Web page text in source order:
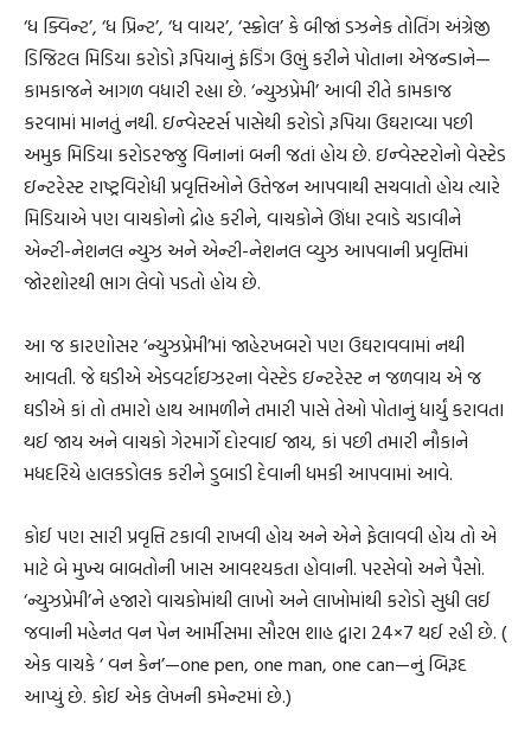
‘ધ ક્વિન્ટ’, ‘ધ પ્રિન્ટ’, ‘ધ વાયર’, ‘સ્ક્રોલ’ કે બીજાં ડઝનેક તોતિંગ અંગ્રેજી
ડિજિટલ મિડિયા કરોડો રૂપિયાનું ફંડિંગ ઉભું કરીને પોતાના એજન્ડાને—
કામકાજને આગળ વધારી રહ્યા છે. ‘ન્યુઝપ્રેમી’ આવી રીતે કામકાજ
કરવામાં માનતું નથી. ઇન્વેસ્ટર્સ પાસેથી કરોડો રૂપિયા ઉઘરાવ્યા પછી
અમુક મિડિયા કરોડરજ્જુ વિનાનાં બની જતાં હોય છે. ઇન્વેસ્ટરોનો વેસ્ટેડ
ઇન્ટરેસ્ટ રાષ્ટ્રવિરોધી પ્રવૃત્તિઓને ઉત્તેજન આપવાથી સચવાતો હોય ત્યારે
મિડિયાએ પણ વાચકોનો દ્રોહ કરીને, વાચકોને ઊંધા રવાડે ચડાવીને
એન્ટી-નેશનલ ન્યુઝ અને એન્ટી-નેશનલ વ્યુઝ આપવાની પ્રવૃત્તિમાં
જોરશોરથી ભાગ લેવો પડતો હોય છે.
આ જ કારણોસર ‘ન્યુઝપ્રેમી’માં જાહેરખબરો પણ ઉઘરાવવામાં નથી
આવતી. જે ઘડીએ એડવર્ટાઇઝરના વેસ્ટેડ ઇન્ટરેસ્ટ ન જળવાય એ જ
ઘડીએ કાં તો તમારો હાથ આમળીને તમારી પાસે તેઓ પોતાનું ધાર્યું કરાવતા
થઈ જાય અને વાચકો ગેરમાર્ગે દોરવાઈ જાય, કાં પછી તમારી નૌકાને
મધદરિયે હાલકડોલક કરીને ડુબાડી દેવાની ધમકી આપવામાં આવે.
કોઈ પણ સારી પ્રવૃત્તિ ટકાવી રાખવી હોય અને એને ફેલાવવી હોય તો એ
માટે બે મુખ્ય બાબતોની ખાસ આવશ્યકતા હોવાની. પરસેવો અને પૈસો.
‘ન્યુઝપ્રેમી’ને હજારો વાચકોમાંથી લાખો અને લાખોમાંથી કરોડો સુધી લઈ
જવાની મહેનત વન પેન આર્મીસમા સૌરભ શાહ દ્વારા 24×7 થઈ રહી છે. (
એક વાચકે ‘ વન કેન’—one pen, one man, one can—નું બિરૂદ
આપ્યું છે. કોઈ એક લેખની કમેન્ટમાં છે.)